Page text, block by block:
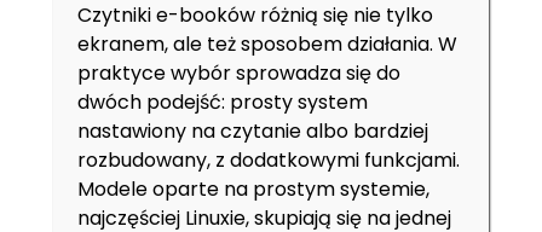
Czytniki e-booków różnią się nie tylko
ekranem, ale też sposobem działania. W
praktyce wybór sprowadza się do
dwóch podejść: prosty system
nastawiony na czytanie albo bardziej
rozbudowany, z dodatkowymi funkcjami.
Modele oparte na prostym systemie,
najczęściej Linuxie, skupiają się na jednej